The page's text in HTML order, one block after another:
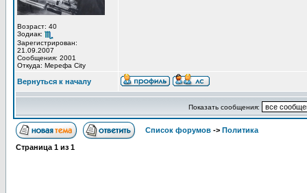
Возраст: 40
Зодиак:
Зарегистрирован:
21.09.2007
Сообщения: 2001
Откуда: Мерефа City
Вернуться к началу
Показать сообщения:
Список форумов -> Политика
Страница 1 из 1